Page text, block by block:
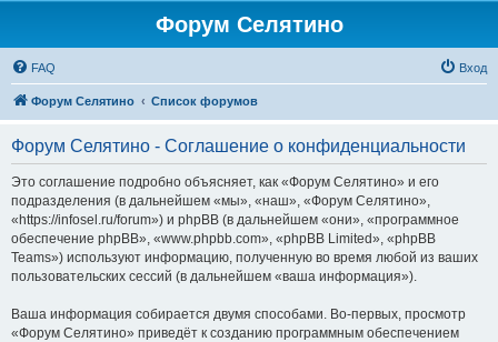
Форум Селятино
FAQ Вход
Форум Селятино Список форумов
Форум Селятино - Соглашение о конфиденциальности
Это соглашение подробно объясняет, как «Форум Селятино» и его
подразделения (в дальнейшем «мы», «наш», «Форум Селятино»,
«https://infosel.ru/forum») и phpBB (в дальнейшем «они», «программное
обеспечение phpBB», «www.phpbb.com», «phpBB Limited», «phpBB
Teams») используют информацию, полученную во время любой из ваших
пользовательских сессий (в дальнейшем «ваша информация»).
Ваша информация собирается двумя способами. Во-первых, просмотр
«Форум Селятино» приведёт к созданию программным обеспечением